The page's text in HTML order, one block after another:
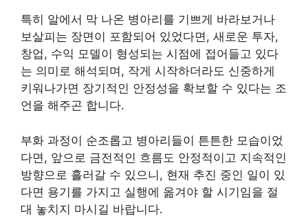
특히 알에서 막 나온 병아리를 기쁘게 바라보거나
보살피는 장면이 포함되어 있었다면, 새로운 투자,
창업, 수익 모델이 형성되는 시점에 접어들고 있다
는 의미로 해석되며, 작게 시작하더라도 신중하게
키워나가면 장기적인 안정성을 확보할 수 있다는 조
언을 해주곤 합니다.
부화 과정이 순조롭고 병아리들이 튼튼한 모습이었
다면, 앞으로 금전적인 흐름도 안정적이고 지속적인
방향으로 흘러갈 수 있으니, 현재 추진 중인 일이 있
다면 용기를 가지고 실행에 옮겨야 할 시기임을 절
대 놓치지 마시길 바랍니다.